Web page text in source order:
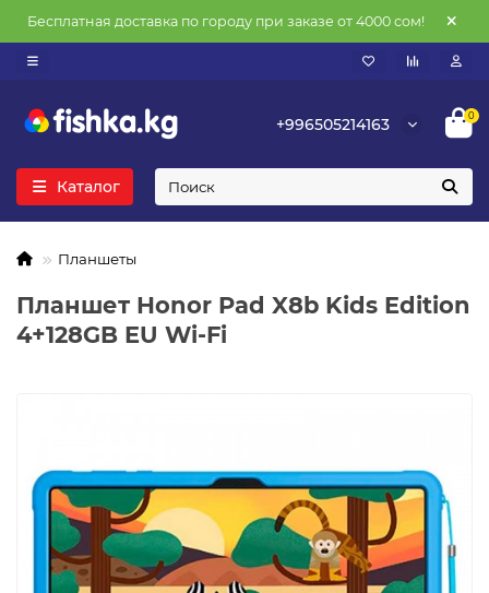
Бесплатная доставка по городу при заказе от 4000 сом!
+996505214163 0
Каталог
Планшеты
Планшет Honor Pad X8b Kids Edition
4+128GB EU Wi-Fi